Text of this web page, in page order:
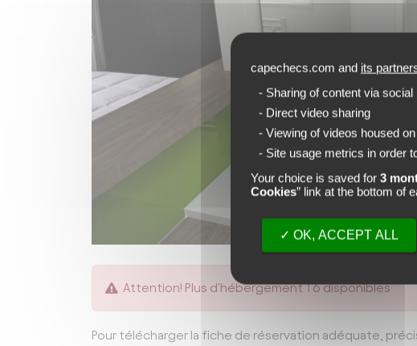
Attention! Plus d'hébergement T6 disponibles
Pour télécharger la fiche de réservation adéquate,
capechecs.com and its
- Sharing of content via social
- Direct video sharing
- Viewing of videos housed
- Site usage metrics in order
Your choice is saved for 3
Cookies” link at the bottom of
OK, ACCEPT ALL